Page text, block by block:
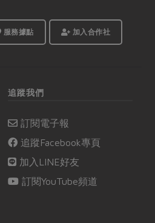
服務據點 加入合作社
追蹤我們
訂閱電子報
追蹤Facebook專頁
加入LINE好友
訂閱YouTube頻道